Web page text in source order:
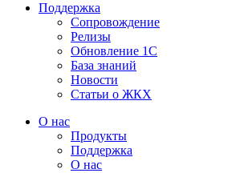
Поддержка
Сопровождение
Релизы
Обновление 1С
База знаний
Новости
Статьи о ЖКХ
О нас
Продукты
Поддержка
О нас